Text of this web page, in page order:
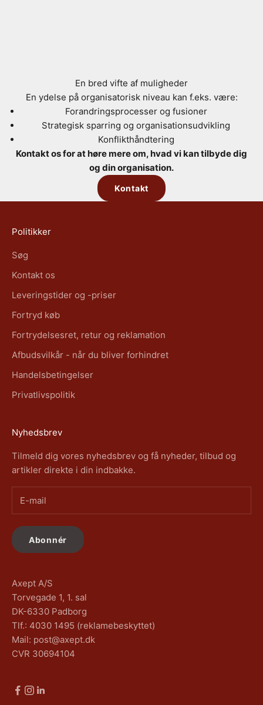
En bred vifte af muligheder
En ydelse på organisatorisk niveau kan f.eks. være:
Forandringsprocesser og fusioner
Strategisk sparring og organisationsudvikling
Konflikthåndtering
Kontakt os for at høre mere om, hvad vi kan tilbyde dig
og din organisation.
Kontakt
Politikker
Søg
Kontakt os
Leveringstider og -priser
Fortryd køb
Fortrydelsesret, retur og reklamation
Afbudsvilkår - når du bliver forhindret
Handelsbetingelser
Privatlivspolitik
Nyhedsbrev
Tilmeld dig vores nyhedsbrev og få nyheder, tilbud og
artikler direkte i din indbakke.
Abonnér
Axept A/S
Torvegade 1, 1. sal
DK-6330 Padborg
Tlf.: 4030 1495 (reklamebeskyttet)
Mail: post@axept.dk
CVR 30694104